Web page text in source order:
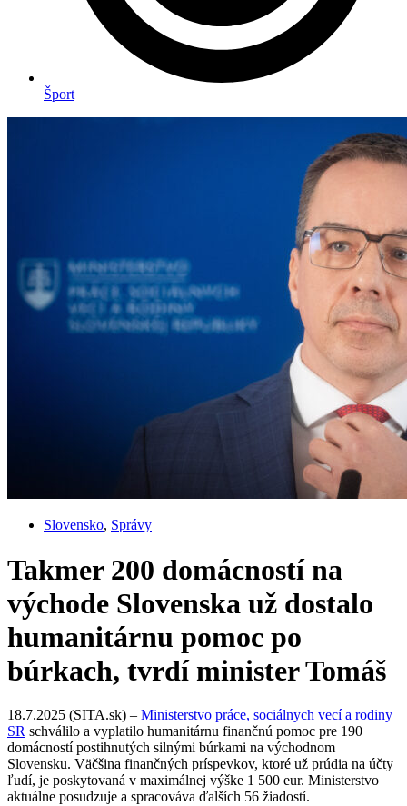
Šport
Slovensko, Správy
Takmer 200 domácností na
východe Slovenska už dostalo
humanitárnu pomoc po
búrkach, tvrdí minister Tomáš
18.7.2025 (SITA.sk) – Ministerstvo práce, sociálnych vecí a rodiny
SR schválilo a vyplatilo humanitárnu finančnú pomoc pre 190
domácností postihnutých silnými búrkami na východnom
Slovensku. Väčšina finančných príspevkov, ktoré už prúdia na účty
ľudí, je poskytovaná v maximálnej výške 1 500 eur. Ministerstvo
aktuálne posudzuje a spracováva ďalších 56 žiadostí.